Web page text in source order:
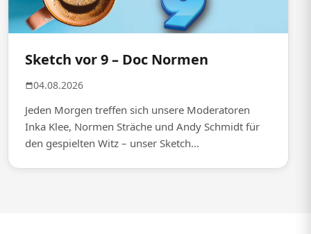
Sketch vor 9 – Doc Normen
04.08.2026
Jeden Morgen treffen sich unsere Moderatoren
Inka Klee, Normen Sträche und Andy Schmidt für
den gespielten Witz – unser Sketch...